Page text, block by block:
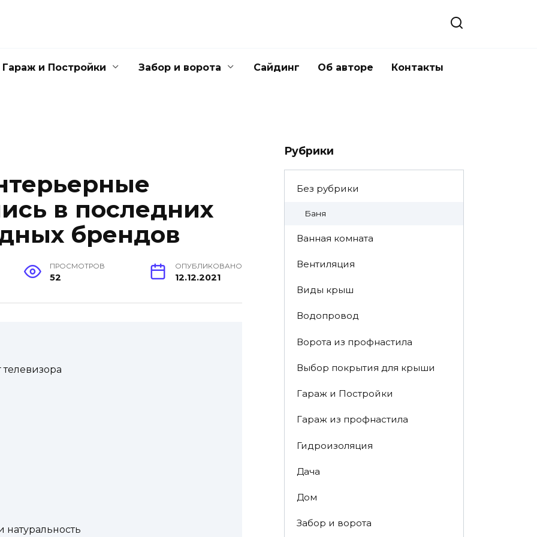
Гараж и Постройки Забор и ворота Сайдинг Об авторе Контакты
в последних
брендов
ПРОСМОТРОВ
52
ОПУБЛИКОВАНО
12.12.2021
телевизора
Рубрики
Без рубрики
Баня
Ванная комната
Вентиляция
Виды крыш
Водопровод
Ворота из профнастила
Выбор покрытия для крыши
Гараж и Постройки
Гараж из профнастила
Гидроизоляция
Дача
Дом
Забор и ворота